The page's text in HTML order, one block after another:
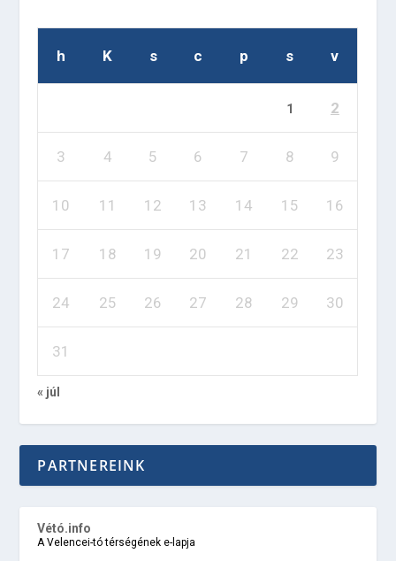
h K s c p s v
1 2
3 4 5 6 7 8 9
10 11 12 13 14 15 16
17 18 19 20 21 22 23
24 25 26 27 28 29 30
31
« júl
PARTNEREINK
Vétó.info
A Velencei-tó térségének e-lapja